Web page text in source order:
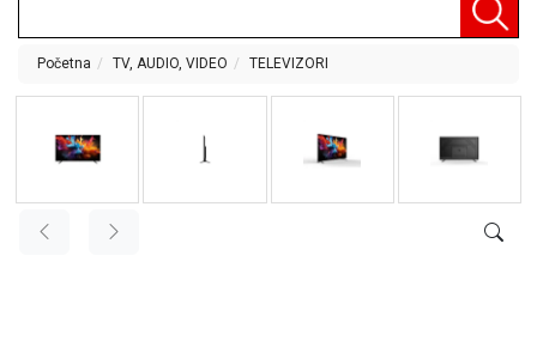
TEHNIKA
OPREMA
AUDIO,
VIDEO
Početna TV, AUDIO, VIDEO TELEVIZORI